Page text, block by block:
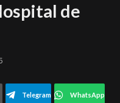
de
Telegram WhatsApp